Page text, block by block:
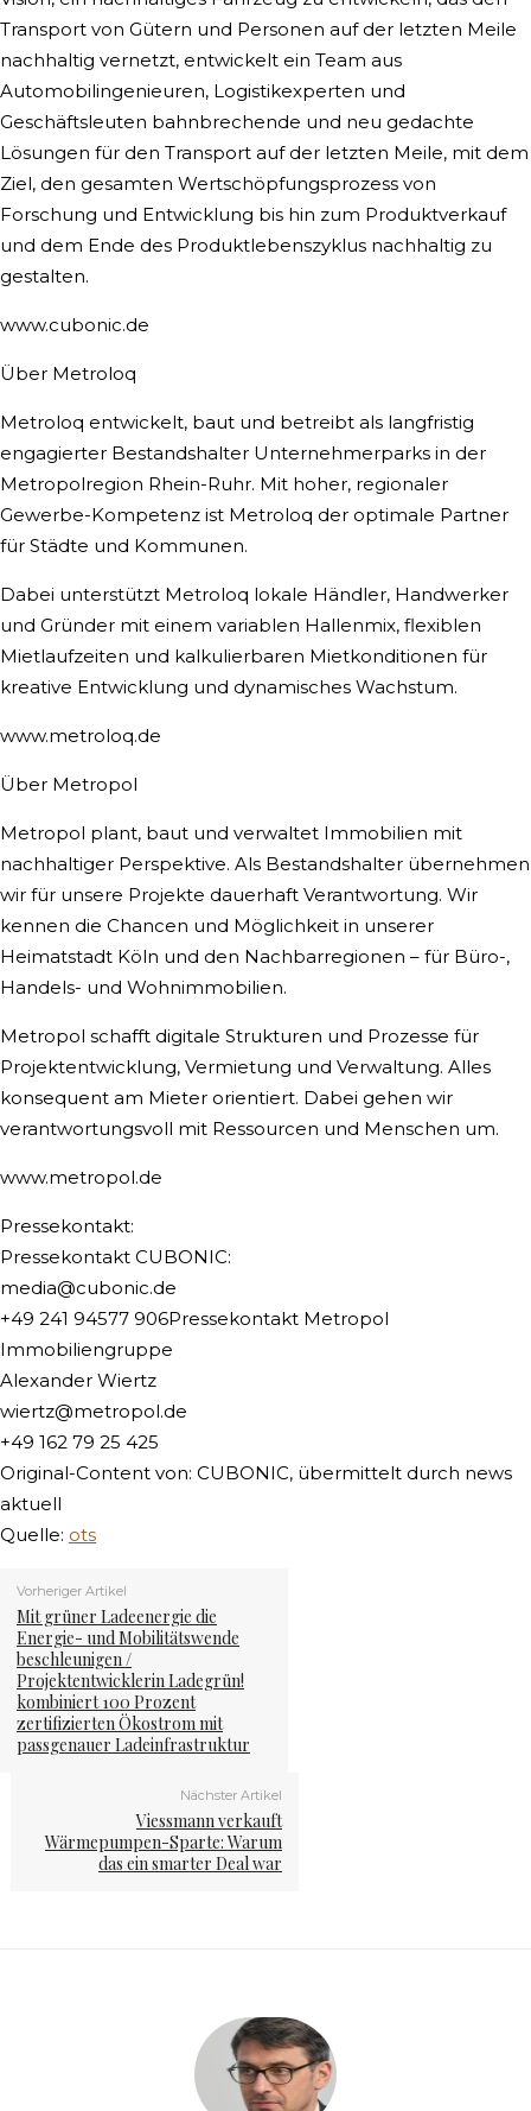
Transport von Gütern und Personen auf der letzten Meile
nachhaltig vernetzt, entwickelt ein Team aus
Automobilingenieuren, Logistikexperten und
Geschäftsleuten bahnbrechende und neu gedachte
Lösungen für den Transport auf der letzten Meile, mit dem
Ziel, den gesamten Wertschöpfungsprozess von
Forschung und Entwicklung bis hin zum Produktverkauf
und dem Ende des Produktlebenszyklus nachhaltig zu
gestalten.
www.cubonic.de
Über Metroloq
Metroloq entwickelt, baut und betreibt als langfristig
engagierter Bestandshalter Unternehmerparks in der
Metropolregion Rhein-Ruhr. Mit hoher, regionaler
Gewerbe-Kompetenz ist Metroloq der optimale Partner
für Städte und Kommunen.
Dabei unterstützt Metroloq lokale Händler, Handwerker
und Gründer mit einem variablen Hallenmix, flexiblen
Mietlaufzeiten und kalkulierbaren Mietkonditionen für
kreative Entwicklung und dynamisches Wachstum.
www.metroloq.de
Über Metropol
Metropol plant, baut und verwaltet Immobilien mit
nachhaltiger Perspektive. Als Bestandshalter übernehmen
wir für unsere Projekte dauerhaft Verantwortung. Wir
kennen die Chancen und Möglichkeit in unserer
Heimatstadt Köln und den Nachbarregionen – für Büro-,
Handels- und Wohnimmobilien.
Metropol schafft digitale Strukturen und Prozesse für
Projektentwicklung, Vermietung und Verwaltung. Alles
konsequent am Mieter orientiert. Dabei gehen wir
verantwortungsvoll mit Ressourcen und Menschen um.
www.metropol.de
Pressekontakt:
Pressekontakt CUBONIC:
media@cubonic.de
+49 241 94577 906Pressekontakt Metropol
Immobiliengruppe
Alexander Wiertz
wiertz@metropol.de
+49 162 79 25 425
Original-Content von: CUBONIC, übermittelt durch news
aktuell
Quelle: ots
Vorheriger Artikel
Mit grüner Ladeenergie die
Energie- und Mobilitätswende
beschleunigen /
Projektentwicklerin Ladegrün!
kombiniert 100 Prozent
zertifizierten Ökostrom mit
passgenauer Ladeinfrastruktur
Nächster Artikel
Viessmann verkauft
Wärmepumpen-Sparte: Warum
das ein smarter Deal war